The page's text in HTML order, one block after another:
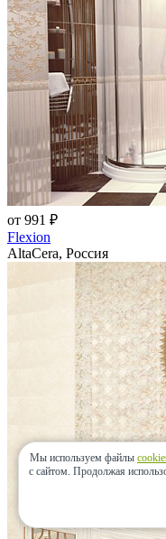
от 991 ₽
Flexion
AltaCera, Россия
Мы используем файлы
с сайтом. Продолжая